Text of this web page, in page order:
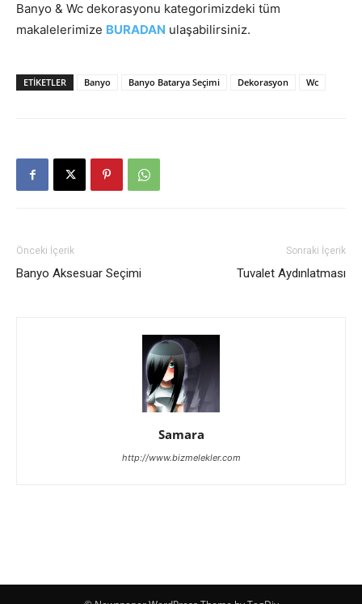
Banyo & Wc dekorasyonu kategorimizdeki tüm
makalelerimize BURADAN ulaşabilirsiniz.
ETIKETLER Banyo Banyo Batarya Seçimi Dekorasyon Wc
Önceki İçerik
Banyo Aksesuar Seçimi
Sonraki İçerik
Tuvalet Aydınlatması
Samara
http://www.bizmelekler.com